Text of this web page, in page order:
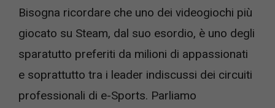
Bisogna ricordare che uno dei videogiochi più
giocato su Steam, dal suo esordio, è uno degli
sparatutto preferiti da milioni di appassionati
e soprattutto tra i leader indiscussi dei circuiti
professionali di e-Sports. Parliamo